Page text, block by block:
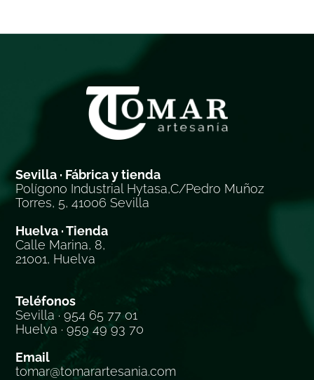
Sevilla · Fábrica y tienda
Polígono Industrial Hytasa,C/Pedro Muñoz
Torres, 5, 41006 Sevilla
Huelva · Tienda
Calle Marina, 8,
21001, Huelva
Teléfonos
Sevilla · 954 65 77 01
Huelva · 959 49 93 70
Email
tomar@tomarartesania.com